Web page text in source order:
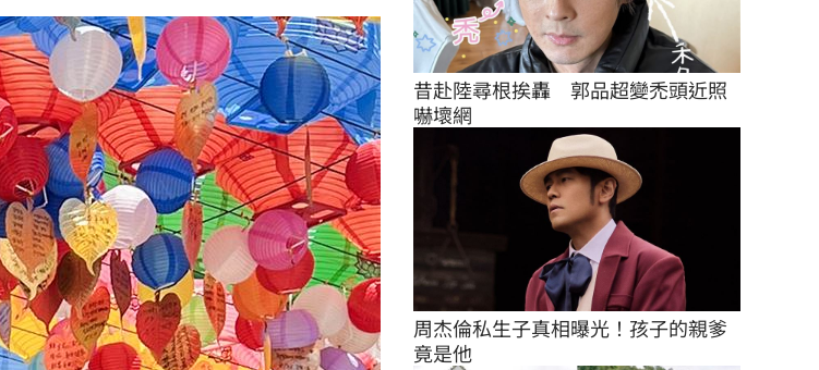
昔赴陸尋根挨轟　郭品超變禿頭近照
嚇壞網
周杰倫私生子真相曝光！孩子的親爹
竟是他